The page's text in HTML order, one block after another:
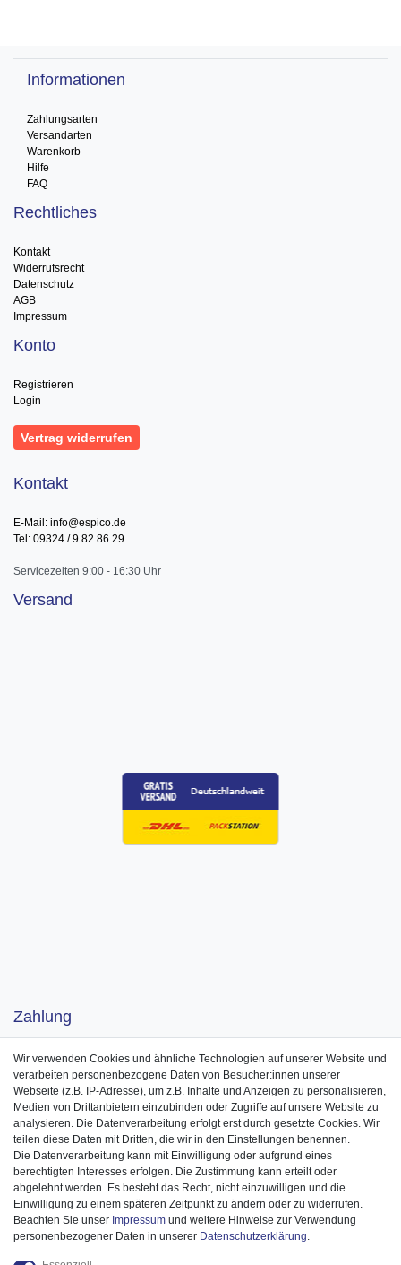
Informationen
Zahlungsarten
Versandarten
Warenkorb
Hilfe
FAQ
Rechtliches
Kontakt
Widerrufsrecht
Datenschutz
AGB
Impressum
Konto
Registrieren
Login
Vertrag widerrufen
Kontakt
E-Mail: info@espico.de
Tel: 09324 / 9 82 86 29
Servicezeiten 9:00 - 16:30 Uhr
Versand
Zahlung
Wir verwenden Cookies und ähnliche Technologien auf unserer Website und
verarbeiten personenbezogene Daten von Besucher:innen unserer
Webseite (z.B. IP-Adresse), um z.B. Inhalte und Anzeigen zu personalisieren,
Medien von Drittanbietern einzubinden oder Zugriffe auf unsere Website zu
analysieren. Die Datenverarbeitung erfolgt erst durch gesetzte Cookies. Wir
teilen diese Daten mit Dritten, die wir in den Einstellungen benennen.
Die Datenverarbeitung kann mit Einwilligung oder aufgrund eines
berechtigten Interesses erfolgen. Die Zustimmung kann erteilt oder
abgelehnt werden. Es besteht das Recht, nicht einzuwilligen und die
Einwilligung zu einem späteren Zeitpunkt zu ändern oder zu widerrufen.
Beachten Sie unser Impressum und weitere Hinweise zur Verwendung
personenbezogener Daten in unserer Daten­schutz­erklärung.